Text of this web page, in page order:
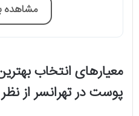
مشاهده
معیارهای انتخاب
پوست در تهرانسر از